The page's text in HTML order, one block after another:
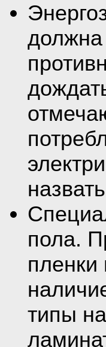
должна
пола.
типы